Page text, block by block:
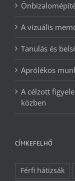
A vizuális
Tanulás és
Aprólékos
A célzott
közben
CÍMKEFELHŐ
Férfi hátizsák